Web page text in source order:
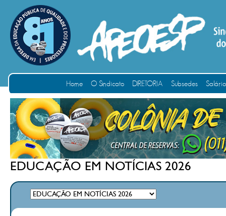
Home O Sindicato DIRETORIA Subsedes
EDUCAÇÃO EM NOTÍCIAS 2026